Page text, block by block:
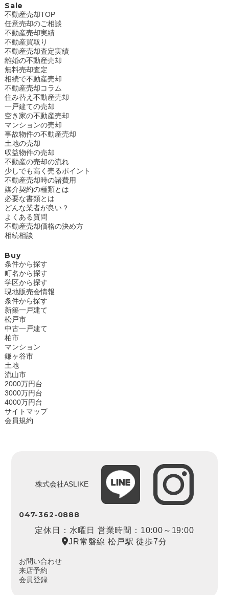
Sale
不動産売却TOP
任意売却のご相談
不動産売却実績
不動産買取り
不動産売却査定実績
離婚の不動産売却
無料売却査定
相続で不動産売却
不動産売却コラム
住み替え不動産売却
一戸建ての売却
空き家の不動産売却
マンションの売却
事故物件の不動産売却
土地の売却
収益物件の売却
不動産の売却の流れ
少しでも高く売るポイント
不動産売却時の諸費用
媒介契約の種類とは
必要な書類とは
どんな業者が良い？
よくある質問
不動産売却価格の決め方
相続相談
Buy
条件から探す
町名から探す
学区から探す
現地販売会情報
条件から探す
新築一戸建て
松戸市
中古一戸建て
柏市
マンション
鎌ヶ谷市
土地
流山市
2000万円台
3000万円台
4000万円台
サイトマップ
会員規約
株式会社ASLIKE
047-362-0888
定休日：水曜日 営業時間：10:00～19:00
JR常磐線 松戸駅 徒歩7分
お問い合わせ
来店予約
会員登録